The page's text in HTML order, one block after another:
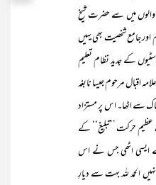
میں سے حضرت شیخ
اور جامع شخصیت بھی یہیں
کے جدید نظام تعلیم
اقبال مرحوم جیسا نابغہ
سے اٹھا۔ اس پر مستزاد
حرکت ’’تبلیغ‘‘ کے
ایسی اٹھی جس نے اس
الحمد للہ بہت سے دیارِ